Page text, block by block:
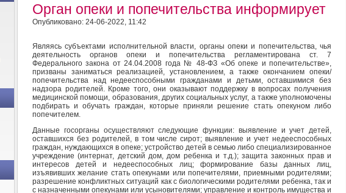
Орган опеки и попечительства информирует
Опубликовано: 24-06-2022, 11:42
Являясь субъектами исполнительной власти, органы опеки и попечительства, чья
деятельность органов опеки и попечительства регламентирована ст. 7
Федерального закона от 24.04.2008 года № 48-ФЗ «Об опеке и попечительстве»,
призваны заниматься реализацией, установлением, а также окончанием опеки/
попечительства над недееспособными гражданами и детьми, оставшимися без
надзора родителей. Кроме того, они оказывают поддержку в вопросах получения
медицинской помощи, образования, других социальных услуг, а также уполномочены
подбирать и обучать граждан, которые приняли решение стать опекуном либо
попечителем.
Данные госорганы осуществляют следующие функции: выявление и учет детей,
оставшихся без родителей, в том числе сирот; выявление и учет недееспособных
граждан, нуждающихся в опеке; устройство детей в семью либо специализированное
учреждение (интернат, детский дом, дом ребенка и т.д.); защита законных прав и
интересов детей и недееспособных лиц; формирование базы данных лиц,
изъявивших желание стать опекунами или попечителями, приемными родителями;
разрешение конфликтных ситуаций как с биологическими родителями ребенка, так и
с назначенными опекунами или усыновителями; управление и контроль имущества и